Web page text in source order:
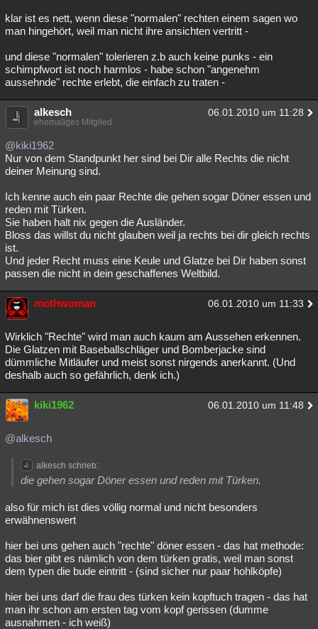
klar ist es nett, wenn diese "normalen" rechten einem sagen wo
man hingehört, weil man nicht ihre ansichten vertritt -
und diese "normalen" tolerieren z.b auch keine punks - ein
schimpfwort ist noch harmlos - habe schon "angenehm
aussehnde" rechte erlebt, die einfach zu traten -
alkesch 06.01.2010 um 11:28
ehemaliges Mitglied
@kiki1962
Nur von dem Standpunkt her sind bei Dir alle Rechts die nicht
deiner Meinung sind.
Ich kenne auch ein paar Rechte die gehen sogar Döner essen und
reden mit Türken.
Sie haben halt nix gegen die Ausländer.
Bloss das willst du nicht glauben weil ja rechts bei dir gleich rechts
ist.
Und jeder Recht muss eine Keule und Glatze bei Dir haben sonst
passen die nicht in dein geschaffenes Weltbild.
mothwoman 06.01.2010 um 11:33
Wirklich "Rechte" wird man auch kaum am Aussehen erkennen.
Die Glatzen mit Baseballschläger und Bomberjacke sind
dümmliche Mitläufer und meist sonst nirgends anerkannt. (Und
deshalb auch so gefährlich, denk ich.)
kiki1962 06.01.2010 um 11:48
@alkesch
alkesch schrieb:
die gehen sogar Döner essen und reden mit Türken.
also für mich ist dies völlig normal und nicht besonders
erwähnenswert
hier bei uns gehen auch "rechte" döner essen - das hat methode:
das bier gibt es nämlich von dem türken gratis, weil man sonst
dem typen die bude eintritt - (sind sicher nur paar hohlköpfe)
hier bei uns darf die frau des türken kein kopftuch tragen - das hat
man ihr schon am ersten tag vom kopf gerissen (dumme
ausnahmen - ich weiß)